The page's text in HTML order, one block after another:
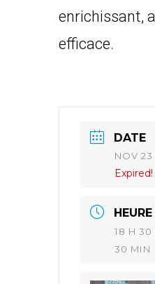
enrichissant,
efficace.
DATE
NOV 23
Expired!
HEURE
18 H 30
30 MIN